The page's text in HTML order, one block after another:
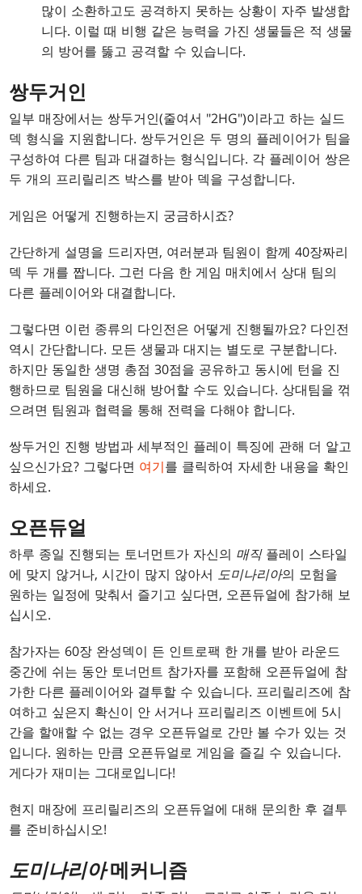
많이 소환하고도 공격하지 못하는 상황이 자주 발생합
니다. 이럴 때 비행 같은 능력을 가진 생물들은 적 생물
의 방어를 뚫고 공격할 수 있습니다.
쌍두거인
일부 매장에서는 쌍두거인(줄여서 "2HG")이라고 하는 실드
덱 형식을 지원합니다. 쌍두거인은 두 명의 플레이어가 팀을
구성하여 다른 팀과 대결하는 형식입니다. 각 플레이어 쌍은
두 개의 프리릴리즈 박스를 받아 덱을 구성합니다.
게임은 어떻게 진행하는지 궁금하시죠?
간단하게 설명을 드리자면, 여러분과 팀원이 함께 40장짜리
덱 두 개를 짭니다. 그런 다음 한 게임 매치에서 상대 팀의
다른 플레이어와 대결합니다.
그렇다면 이런 종류의 다인전은 어떻게 진행될까요? 다인전
역시 간단합니다. 모든 생물과 대지는 별도로 구분합니다.
하지만 동일한 생명 총점 30점을 공유하고 동시에 턴을 진
행하므로 팀원을 대신해 방어할 수도 있습니다. 상대팀을 꺾
으려면 팀원과 협력을 통해 전력을 다해야 합니다.
쌍두거인 진행 방법과 세부적인 플레이 특징에 관해 더 알고
싶으신가요? 그렇다면 여기를 클릭하여 자세한 내용을 확인
하세요.
오픈듀얼
하루 종일 진행되는 토너먼트가 자신의 매직플레이 스타일
에 맞지 않거나, 시간이 많지 않아서 도미나리아의 모험을
원하는 일정에 맞춰서 즐기고 싶다면, 오픈듀얼에 참가해 보
십시오.
참가자는 60장 완성덱이 든 인트로팩 한 개를 받아 라운드
중간에 쉬는 동안 토너먼트 참가자를 포함해 오픈듀얼에 참
가한 다른 플레이어와 결투할 수 있습니다. 프리릴리즈에 참
여하고 싶은지 확신이 안 서거나 프리릴리즈 이벤트에 5시
간을 할애할 수 없는 경우 오픈듀얼로 간만 볼 수가 있는 것
입니다. 원하는 만큼 오픈듀얼로 게임을 즐길 수 있습니다.
게다가 재미는 그대로입니다!
현지 매장에 프리릴리즈의 오픈듀얼에 대해 문의한 후 결투
를 준비하십시오!
도미나리아메커니즘